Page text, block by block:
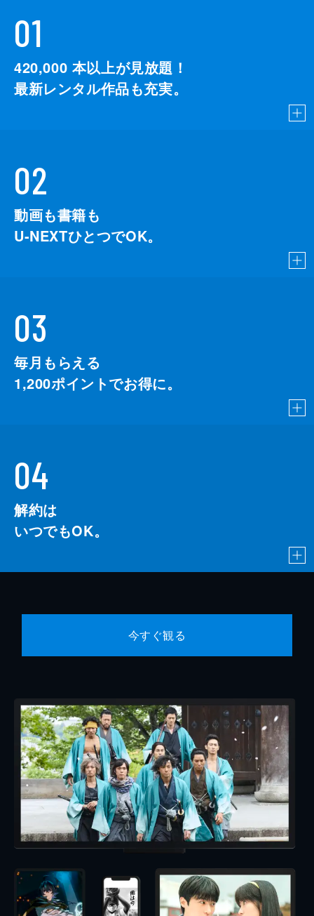
01
420,000 本以上が見放題！
最新レンタル作品も充実。
02
動画も書籍も
U-NEXTひとつでOK。
03
毎月もらえる
1,200ポイントでお得に。
04
解約は
いつでもOK。
今すぐ観る